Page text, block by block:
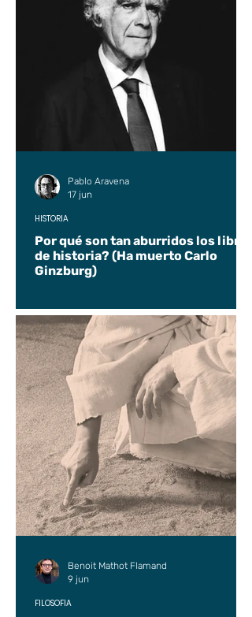
Por qué son tan aburridos los libros
de historia? (Ha muerto Carlo
Ginzburg)
HISTORIA
Pablo Aravena
17 jun
FILOSOFÍA
Benoit Mathot Flamand
9 jun